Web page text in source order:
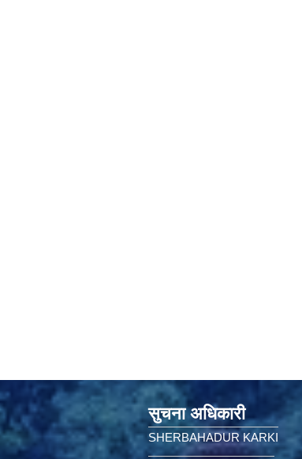
सुचना अधिकारी
SHERBAHADUR KARKI